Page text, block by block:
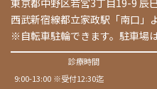
東京都中野区若宮3丁目19-9 辰
西武新宿線都立家政駅「南口」
※自転車駐輪できます。駐車場
診療時間
9:00-13:00 ※受付12:30迄